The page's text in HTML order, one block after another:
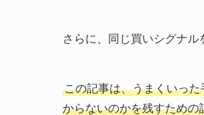
さらに、同じ買いシグナル
この記事は、うまくいっ
からないのかを残すための